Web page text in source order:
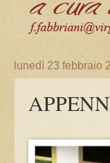
lunedì 23 febbraio